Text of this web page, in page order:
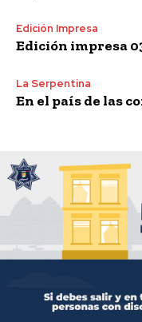
Edición Impresa
Edición impresa
La Serpentina
En el país de las